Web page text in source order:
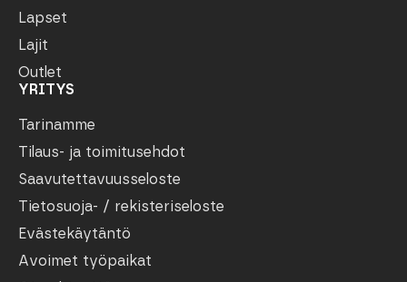
Lapset
Lajit
Outlet
YRITYS
Tarinamme
Tilaus- ja toimitusehdot
Saavutettavuusseloste
Tietosuoja- / rekisteriseloste
Evästekäytäntö
Avoimet työpaikat